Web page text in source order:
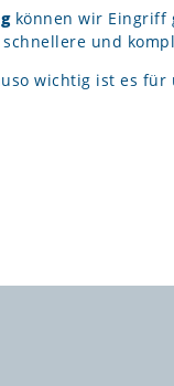
können wir Eingriff
und
wichtig ist es für